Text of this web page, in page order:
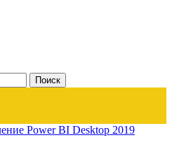
Power BI Desktop 2019